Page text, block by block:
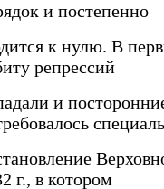
и постепенно
к нулю. В
репрессий
и
г., в котором